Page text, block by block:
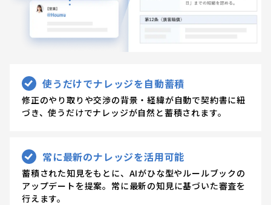
使うだけでナレッジを自動蓄積
修正のやり取りや交渉の背景・経緯が自動で契約書に紐
づき、使うだけでナレッジが自然と蓄積されます。
常に最新のナレッジを活用可能
蓄積された知見をもとに、AIがひな型やルールブックの
アップデートを提案。常に最新の知見に基づいた審査を
行えます。